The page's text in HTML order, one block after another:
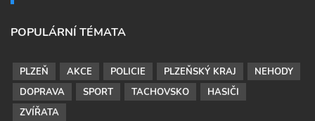
POPULÁRNÍ TÉMATA
PLZEŇ AKCE POLICIE PLZEŇSKÝ KRAJ
NEHODY
DOPRAVA
SPORT TACHOVSKO
HASIČI
ZVÍŘATA